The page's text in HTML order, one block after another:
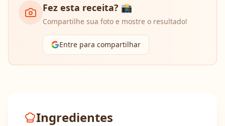
Fez esta receita? 📸
Compartilhe sua foto e mostre o resultado!
Entre para compartilhar
Ingredientes